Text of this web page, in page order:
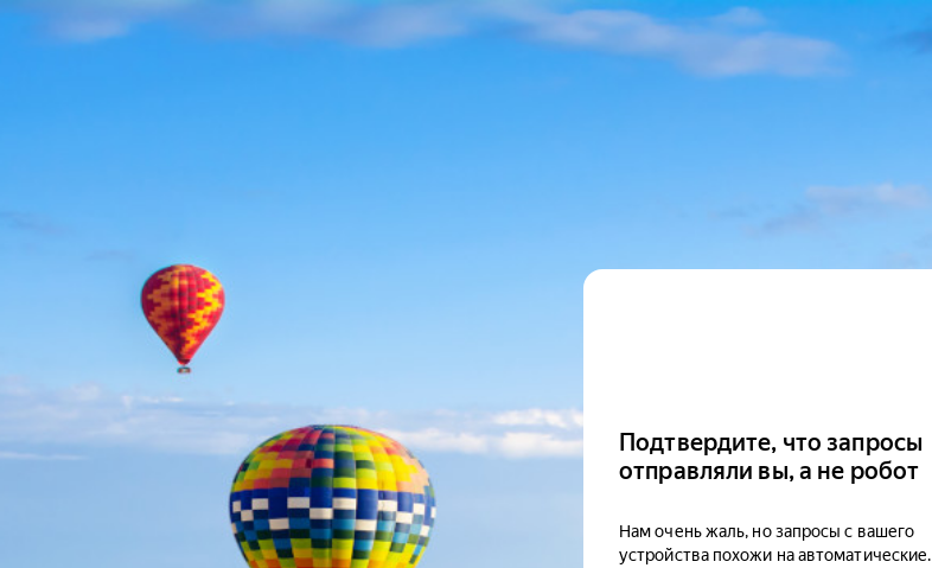
Подтвердите, что запросы
отправляли вы, а не робот
Нам очень жаль, но запросы с вашего
устройства похожи на автоматические.